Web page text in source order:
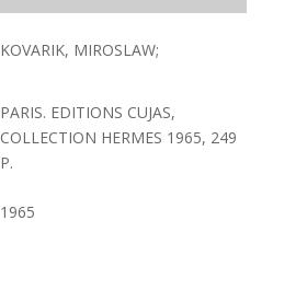
KOVARIK, MIROSLAW;
PARIS. EDITIONS CUJAS,
COLLECTION HERMES 1965, 249
P.
1965